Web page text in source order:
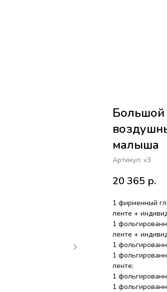
Большой
малыша
Артикул: v3
20 365 р.
1 фирменный
ленте +
1
ленте +
1
1
ленте;
1
1